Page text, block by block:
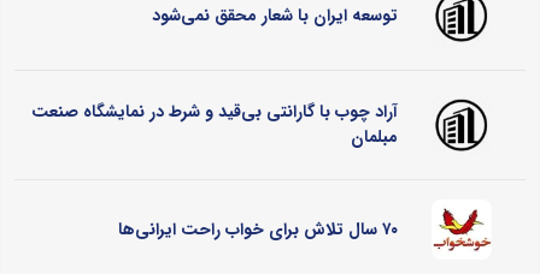
توسعه ایران با شعار محقق نمی‌شود
آراد چوب با گارانتی بی‌قید و شرط در نمایشگاه صنعت
مبلمان
۷۰ سال تلاش برای خواب راحت ایرانی‌ها